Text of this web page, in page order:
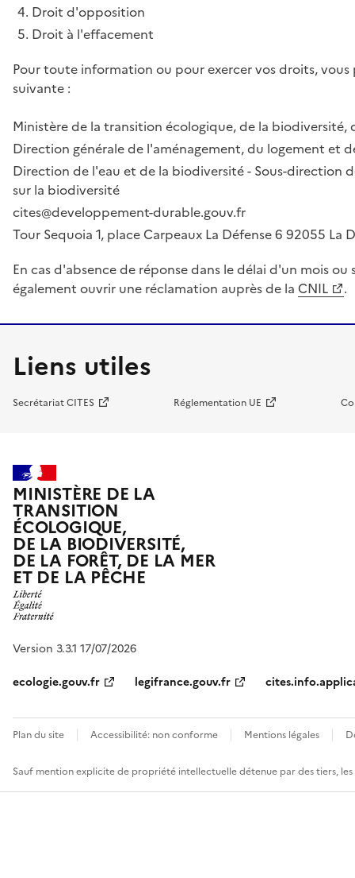
Droit d'opposition
Droit à l'effacement
Pour toute information ou pour exercer vos droits,
suivante :
Ministère de la transition écologique, de la biodiversité,
Direction générale de l'aménagement, du logement et
Direction de l'eau et de la biodiversité - Sous-direction
sur la biodiversité
cites@developpement-durable.gouv.fr
Tour Sequoia 1, place Carpeaux La Défense 6 92055 La
En cas d'absence de réponse dans le délai d'un mois
également ouvrir une réclamation auprès de la CNIL .
Liens utiles
Secrétariat CITES Réglementation UE
MINISTÈRE DE LA
TRANSITION
ÉCOLOGIQUE,
DE LA BIODIVERSITÉ,
DE LA FORÊT, DE LA MER
ET DE LA PÊCHE
Version 3.3.1 17/07/2026
ecologie.gouv.fr
legifrance.gouv.fr
Plan du site Accessibilité: non conforme Mentions légales
Sauf mention explicite de propriété intellectuelle détenue par des tiers,